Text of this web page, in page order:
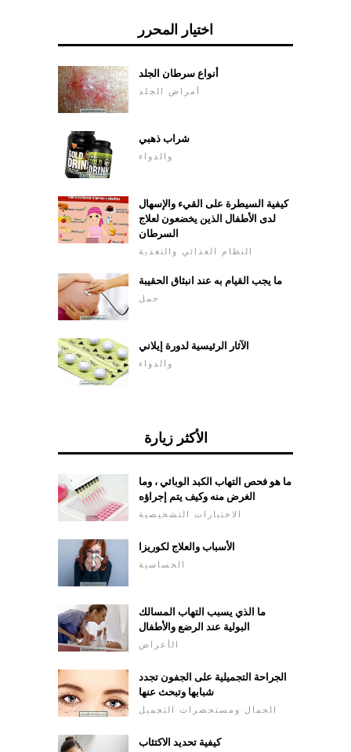
اختيار المحرر
أنواع سرطان الجلد
أمراض الجلد
شراب ذهبي
والدواء
كيفية السيطرة على القيء والإسهال
لدى الأطفال الذين يخضعون لعلاج
السرطان
النظام الغذائي والتغذية
ما يجب القيام به عند انبثاق الحقيبة
حمل
الآثار الرئيسية لدورة إيلاني
والدواء
الأكثر زيارة
ما هو فحص التهاب الكبد الوبائي ، وما
الغرض منه وكيف يتم إجراؤه
الاختبارات التشخيصية
الأسباب والعلاج لكوريزا
الحساسية
ما الذي يسبب التهاب المسالك
البولية عند الرضع والأطفال
الأعراض
الجراحة التجميلية على الجفون تجدد
شبابها وتبحث عنها
الجمال ومستحضرات التجميل
كيفية تحديد الاكتئاب